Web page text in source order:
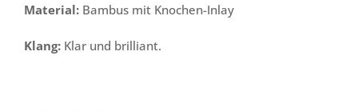
Material: Bambus mit Knochen-Inlay
Klang: Klar und brilliant.